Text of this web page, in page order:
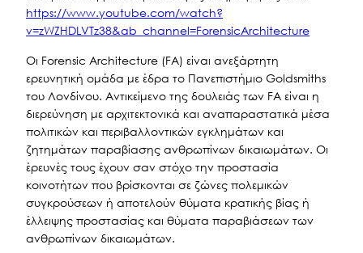
https://www.youtube.com/watch?
v=zWZHDLVTz38&ab_channel=ForensicArchitecture
Οι Forensic Architecture (FA) είναι ανεξάρτητη
ερευνητική ομάδα με έδρα το Πανεπιστήμιο Goldsmiths
του Λονδίνου. Αντικείμενο της δουλειάς των FA είναι η
διερεύνηση με αρχιτεκτονικά και αναπαραστατικά μέσα
πολιτικών και περιβαλλοντικών εγκλημάτων και
ζητημάτων παραβίασης ανθρωπίνων δικαιωμάτων. Οι
έρευνές τους έχουν σαν στόχο την προστασία
κοινοτήτων που βρίσκονται σε ζώνες πολεμικών
συγκρούσεων ή αποτελούν θύματα κρατικής βίας ή
έλλειψης προστασίας και θύματα παραβιάσεων των
ανθρωπίνων δικαιωμάτων.